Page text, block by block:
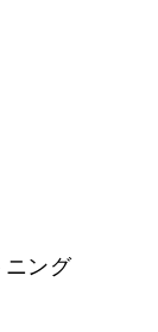
ニング